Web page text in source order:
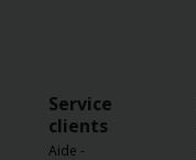
Service
clients
Aide -